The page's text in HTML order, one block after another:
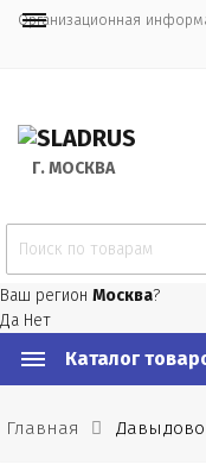
Организационная
Г. МОСКВА
Ваш регион Москва?
Да Нет
Каталог
Главная Давыдово